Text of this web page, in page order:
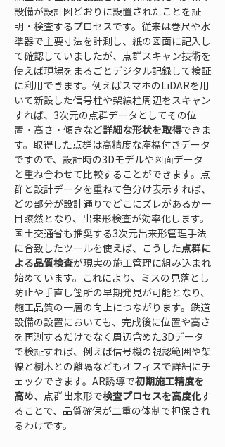
設備が設計図どおりに設置されたことを証
明・検査するプロセスです。従来は巻尺や水
準器で主要寸法を計測し、紙の図面に記入し
て確認していましたが、点群スキャン技術を
使えば現場をまるごとデジタル記録して検証
に利用できます。例えばスマホのLiDARを用
いて新設した信号柱や架線柱周辺をスキャン
すれば、3次元の点群データとしてその位
置・高さ・傾きなど詳細な形状を取得できま
す。取得した点群は高精度な座標付きデータ
ですので、設計時の3Dモデルや図面データ
と重ね合わせて比較することができます。点
群と設計データを重ねて色分け表示すれば、
どの部分が設計通りでどこにズレがあるか一
目瞭然となり、出来形検査が効率化します。
国土交通省も推奨する3次元出来形管理手法
に合致したツールを使えば、こうした点群に
よる品質検査が現実の施工管理に組み込まれ
始めています。これにより、ミスの見落とし
防止や手直し箇所の早期発見が可能となり、
施工品質の一層の向上につながります。鉄道
設備の設置においても、完成後に位置や高さ
を再測するだけでなく周辺含めた3Dデータ
で検証すれば、例えば信号機の視認範囲や架
線と樹木との離隔などもオフィスで詳細にチ
ェックできます。AR誘導で初期施工精度を
高め、点群出来形で検査プロセスを高度化す
ることで、品質確保が二重の体制で担保され
るわけです。